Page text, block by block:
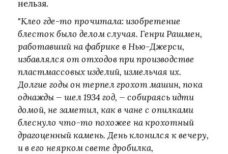
нельзя.
"Клео где‑то прочитала: изобретение
блесток было делом случая. Генри Рашмен,
работавший на фабрике в Нью-Джерси,
избавлялся от отходов при производстве
пластмассовых изделий, измельчая их.
Долгие годы он терпел грохот машин, пока
однажды — шел 1934 год, — собираясь идти
домой, не заметил, как в чане с опилками
блеснуло что‑то похожее на крохотный
драгоценный камень. День клонился к вечеру,
и в его неярком свете дробилка,